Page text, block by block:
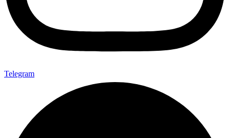
Telegram